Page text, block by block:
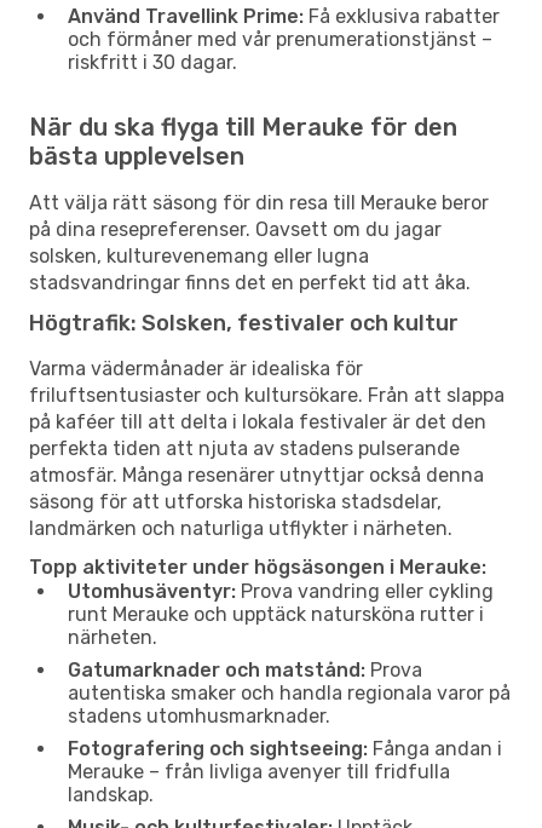
Använd Travellink Prime: Få exklusiva rabatter
och förmåner med vår prenumerationstjänst –
riskfritt i 30 dagar.
När du ska flyga till Merauke för den
bästa upplevelsen
Att välja rätt säsong för din resa till Merauke beror
på dina resepreferenser. Oavsett om du jagar
solsken, kulturevenemang eller lugna
stadsvandringar finns det en perfekt tid att åka.
Högtrafik: Solsken, festivaler och kultur
Varma vädermånader är idealiska för
friluftsentusiaster och kultursökare. Från att slappa
på kaféer till att delta i lokala festivaler är det den
perfekta tiden att njuta av stadens pulserande
atmosfär. Många resenärer utnyttjar också denna
säsong för att utforska historiska stadsdelar,
landmärken och naturliga utflykter i närheten.
Topp aktiviteter under högsäsongen i Merauke:
Utomhusäventyr: Prova vandring eller cykling
runt Merauke och upptäck natursköna rutter i
närheten.
Gatumarknader och matstånd: Prova
autentiska smaker och handla regionala varor på
stadens utomhusmarknader.
Fotografering och sightseeing: Fånga andan i
Merauke – från livliga avenyer till fridfulla
landskap.